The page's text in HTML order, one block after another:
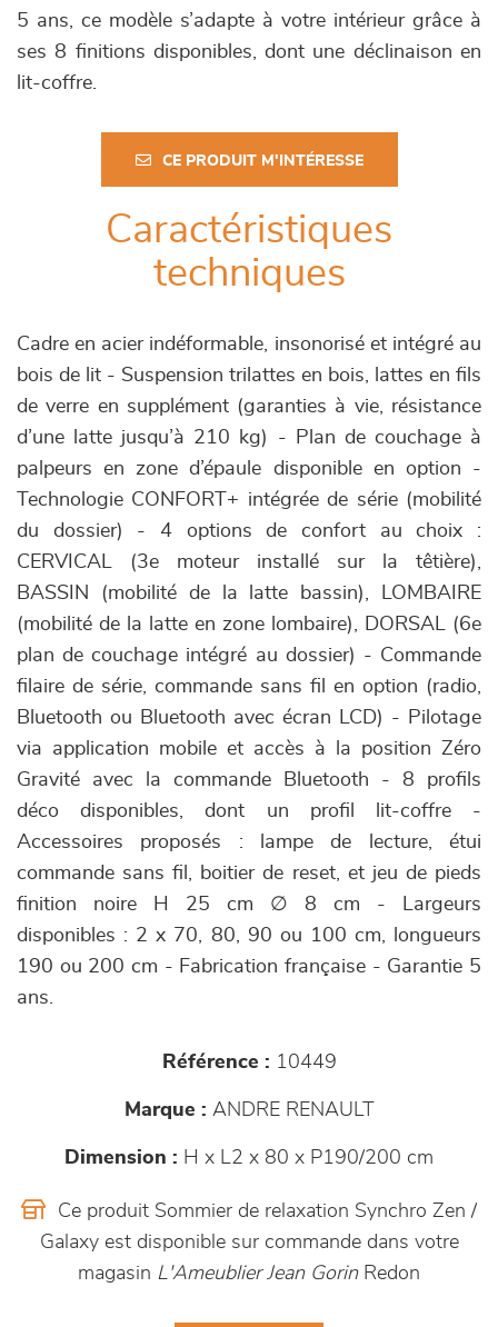
5 ans, ce modèle s’adapte à votre intérieur grâce à
ses 8 finitions disponibles, dont une déclinaison en
lit-coffre.
CE PRODUIT M'INTÉRESSE
Caractéristiques
techniques
Cadre en acier indéformable, insonorisé et intégré au
bois de lit - Suspension trilattes en bois, lattes en fils
de verre en supplément (garanties à vie, résistance
d’une latte jusqu’à 210 kg) - Plan de couchage à
palpeurs en zone d’épaule disponible en option -
Technologie CONFORT+ intégrée de série (mobilité
du dossier) - 4 options de confort au choix :
CERVICAL (3e moteur installé sur la têtière),
BASSIN (mobilité de la latte bassin), LOMBAIRE
(mobilité de la latte en zone lombaire), DORSAL (6e
plan de couchage intégré au dossier) - Commande
filaire de série, commande sans fil en option (radio,
Bluetooth ou Bluetooth avec écran LCD) - Pilotage
via application mobile et accès à la position Zéro
Gravité avec la commande Bluetooth - 8 profils
déco disponibles, dont un profil lit-coffre -
Accessoires proposés : lampe de lecture, étui
commande sans fil, boitier de reset, et jeu de pieds
finition noire H 25 cm ∅ 8 cm - Largeurs
disponibles : 2 x 70, 80, 90 ou 100 cm, longueurs
190 ou 200 cm - Fabrication française - Garantie 5
ans.
Référence : 10449
Marque : ANDRE RENAULT
Dimension : H x L2 x 80 x P190/200 cm
Ce produit Sommier de relaxation Synchro Zen /
Galaxy est disponible sur commande dans votre
magasin L'Ameublier Jean GorinRedon